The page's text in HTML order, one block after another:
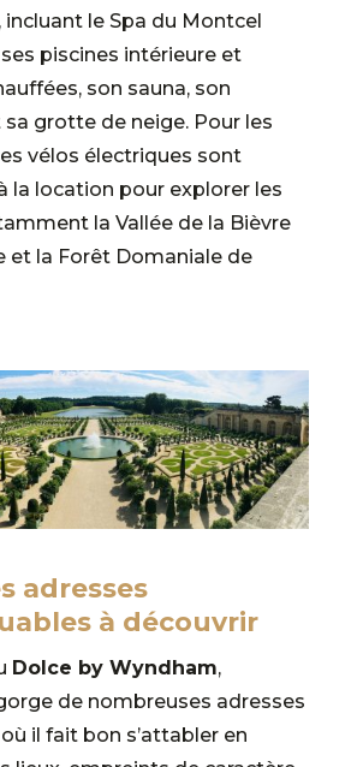
incluant le Spa du Montcel
piscines intérieure et
son sauna, son
grotte de neige. Pour les
vélos électriques sont
la location pour explorer les
la Vallée de la Bièvre
et la Forêt Domaniale de
adresses
à découvrir
Dolce by Wyndham,
de nombreuses adresses
il fait bon s’attabler en